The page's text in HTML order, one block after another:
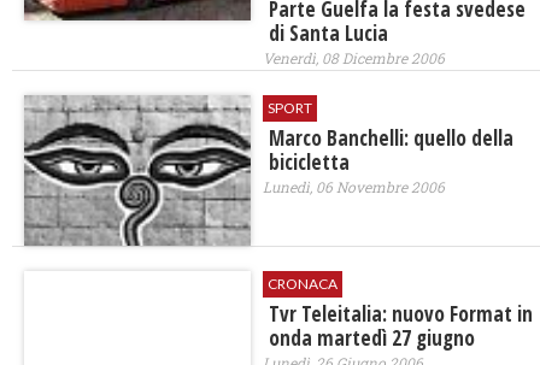
Parte Guelfa la festa svedese
di Santa Lucia
Venerdì, 08 Dicembre 2006
SPORT
Marco Banchelli: quello della
bicicletta
Lunedì, 06 Novembre 2006
CRONACA
Tvr Teleitalia: nuovo Format in
onda martedì 27 giugno